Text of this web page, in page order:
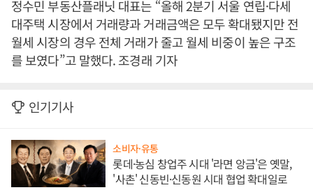
정수민 부동산플래닛 대표는 “올해 2분기 서울 연립·다세
대주택 시장에서 거래량과 거래금액은 모두 확대됐지만 전
월세 시장의 경우 전체 거래가 줄고 월세 비중이 높은 구조
를 보였다”고 말했다. 조경래 기자
인기기사
소비자·유통
롯데·농심 창업주 시대 '라면 앙금'은 옛말,
'사촌' 신동빈·신동원 시대 협업 확대일로